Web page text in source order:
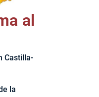
al
Castilla-
la